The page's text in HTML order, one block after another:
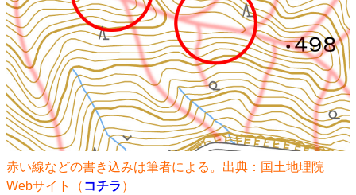
赤い線などの書き込みは筆者による。出典：国土地理院
Webサイト（ コチラ ）